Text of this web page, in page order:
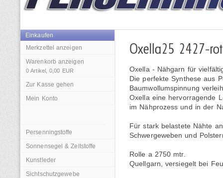
Einkaufen
Merkzettel anzeigen
Warenkorb anzeigen
0 Artikel,0,00 EUR
Zur Kasse gehen
Mein Konto
Persenningstoffe
Sonnensegel & Zeltstoffe
Kunstleder
Sichtschutzgewebe
Oxella - Nähgarn für
Die perfekte Synthese aus
Baumwollumspinnung
Oxella eine hervorragende
im Nähprozess und in der
Für stark belastete Nähte
Schwergeweben und
Rolle a 2750 mtr.
Quellgarn, versiegelt bei